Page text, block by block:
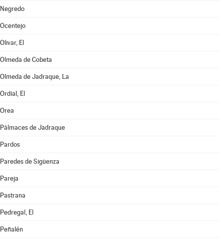
Negredo
Ocentejo
Olivar, El
Olmeda de Cobeta
Olmeda de Jadraque, La
Ordial, El
Orea
Pálmaces de Jadraque
Pardos
Paredes de Sigüenza
Pareja
Pastrana
Pedregal, El
Peñalén